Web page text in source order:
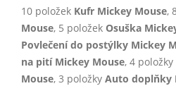
10 položek Kufr Mickey Mouse,
Mouse, 5 položek Osuška
Povlečení do postýlky Mickey
na pití Mickey Mouse, 4 položky
Mouse, 3 položky Auto doplňky